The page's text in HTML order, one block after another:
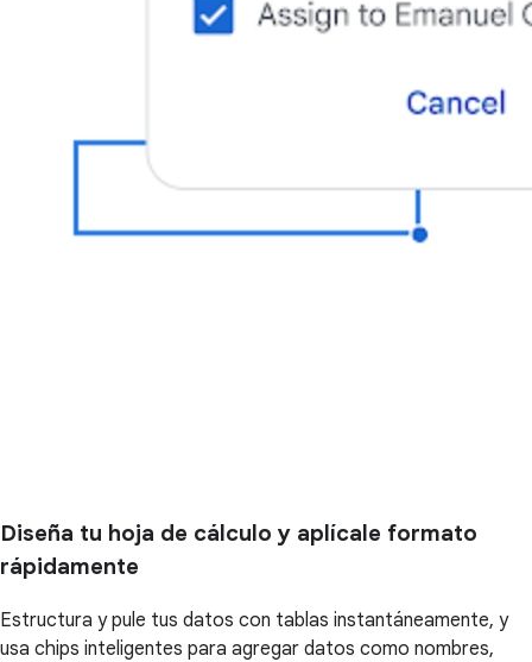
Diseña tu hoja de cálculo y aplícale formato
rápidamente
Estructura y pule tus datos con tablas instantáneamente, y
usa chips inteligentes para agregar datos como nombres,